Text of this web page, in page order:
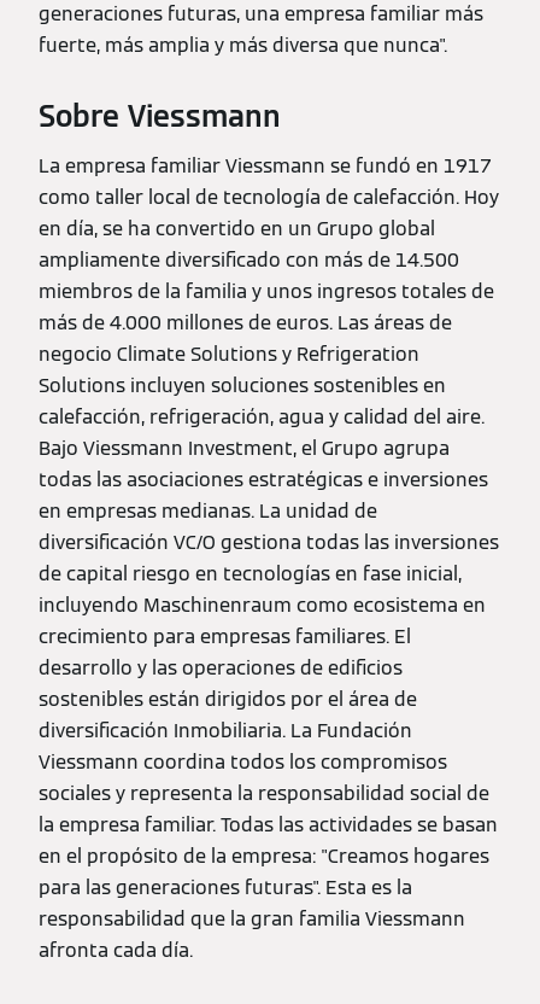
generaciones futuras, una empresa familiar más
fuerte, más amplia y más diversa que nunca".
Sobre Viessmann
La empresa familiar Viessmann se fundó en 1917
como taller local de tecnología de calefacción. Hoy
en día, se ha convertido en un Grupo global
ampliamente diversificado con más de 14.500
miembros de la familia y unos ingresos totales de
más de 4.000 millones de euros. Las áreas de
negocio Climate Solutions y Refrigeration
Solutions incluyen soluciones sostenibles en
calefacción, refrigeración, agua y calidad del aire.
Bajo Viessmann Investment, el Grupo agrupa
todas las asociaciones estratégicas e inversiones
en empresas medianas. La unidad de
diversificación VC/O gestiona todas las inversiones
de capital riesgo en tecnologías en fase inicial,
incluyendo Maschinenraum como ecosistema en
crecimiento para empresas familiares. El
desarrollo y las operaciones de edificios
sostenibles están dirigidos por el área de
diversificación Inmobiliaria. La Fundación
Viessmann coordina todos los compromisos
sociales y representa la responsabilidad social de
la empresa familiar. Todas las actividades se basan
en el propósito de la empresa: "Creamos hogares
para las generaciones futuras". Esta es la
responsabilidad que la gran familia Viessmann
afronta cada día.